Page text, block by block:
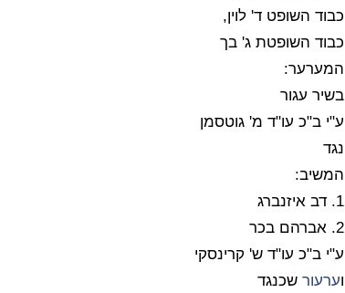
כבוד השופט ד' לוין,
כבוד השופטת ג' בך
המערער:
בשיר עגור
ע"י ב"כ עו"ד מ' גוטסמן
נגד
המשיב:
1. דב איזנברג
2. אברהם בכר
ע"י ב"כ עו"ד ש' קרינסקי
וערעור שכנגד